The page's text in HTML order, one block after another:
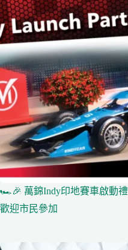
🏎️🎉 萬錦Indy印地賽車啟動
歡迎市民參加